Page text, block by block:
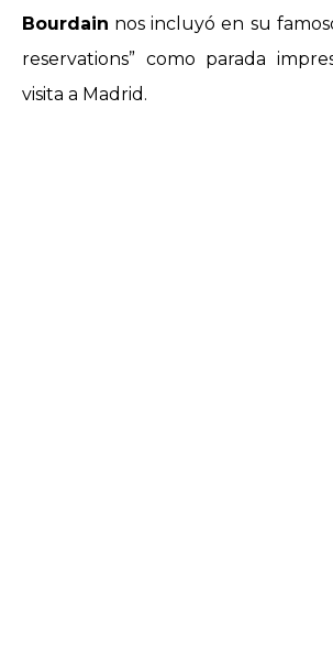
Bourdain nos incluyó en su
reservations” como parada
visita a Madrid.